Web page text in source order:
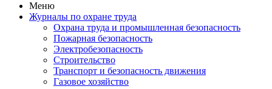
Меню
Журналы по охране труда
Охрана труда и промышленная безопасность
Пожарная безопасность
Электробезопасность
Строительство
Транспорт и безопасность движения
Газовое хозяйство